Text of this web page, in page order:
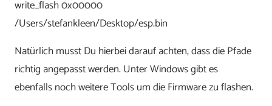
write_flash 0x00000
/Users/stefankleen/Desktop/esp.bin
Natürlich musst Du hierbei darauf achten, dass die Pfade
richtig angepasst werden. Unter Windows gibt es
ebenfalls noch weitere Tools um die Firmware zu flashen.